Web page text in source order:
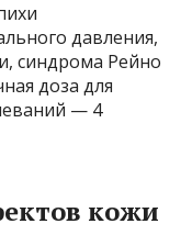
давления,
синдрома Рейно
доза для
— 4
кожи